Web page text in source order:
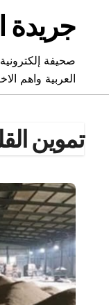
contentجريدة
صحيفة
العربية واهم
تموين